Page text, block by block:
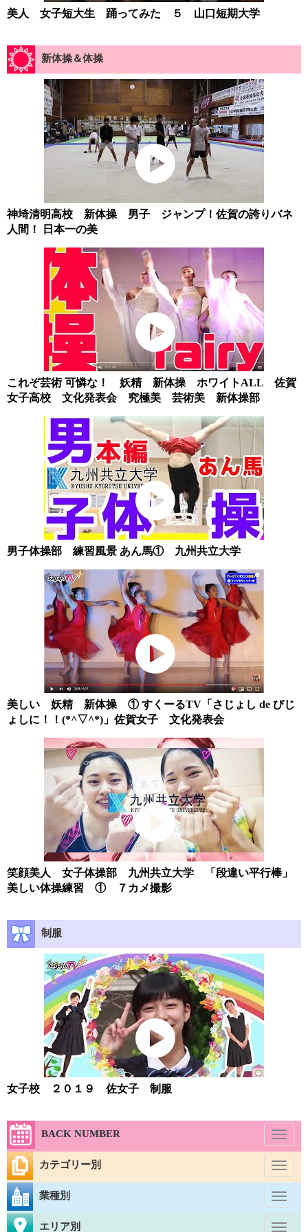
美人 女子短大生 踊ってみた ５ 山口短期大学
新体操＆体操
神埼清明高校 新体操 男子 ジャンプ！佐賀の誇りバネ
人間！ 日本一の美
これぞ芸術 可憐な！ 妖精 新体操 ホワイトALL 佐賀
女子高校 文化発表会 究極美 芸術美 新体操部
男子体操部 練習風景 あん馬① 九州共立大学
美しい 妖精 新体操 ① すくーるTV「さじょし de びじ
ょしに！！(*^▽^*)」佐賀女子 文化発表会
笑顔美人 女子体操部 九州共立大学 「段違い平行棒」
美しい体操練習 ① ７カメ撮影
制服
女子校 ２０１９ 佐女子 制服
BACK NUMBER
Toggle
カテゴリー別
Toggle
業種別
Toggle
エリア別
Toggle